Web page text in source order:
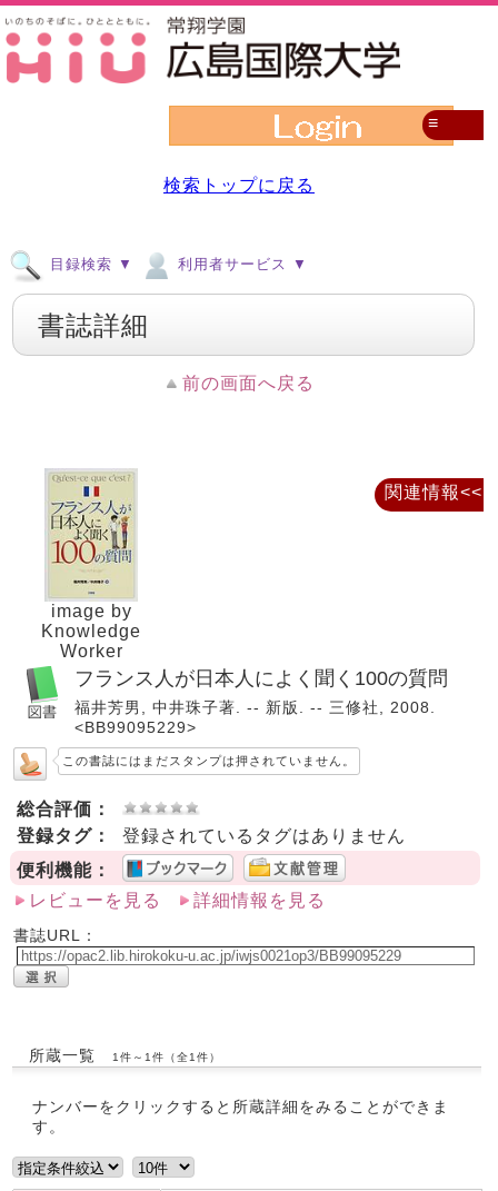
検索トップに戻る
目録検索 ▼ 利用者サービス ▼
≡
書誌詳細
前の画面へ戻る
image by
Knowledge
Worker
フランス人が日本人によく聞く100の質問
福井芳男, 中井珠子著. -- 新版. -- 三修社, 2008.
<BB99095229>
この書誌にはまだスタンプは押されていません。
総合評価：
登録タグ：
登録されているタグはありません
便利機能：
レビューを見る
詳細情報を見る
書誌URL：
所蔵一覧 1件～1件（全1件）
ナンバーをクリックすると所蔵詳細をみることができま
す。
関連情報<<